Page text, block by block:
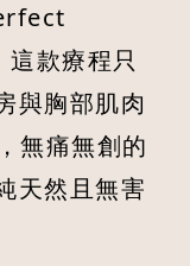
款療程只
與胸部肌肉
無痛無創的
天然且無害